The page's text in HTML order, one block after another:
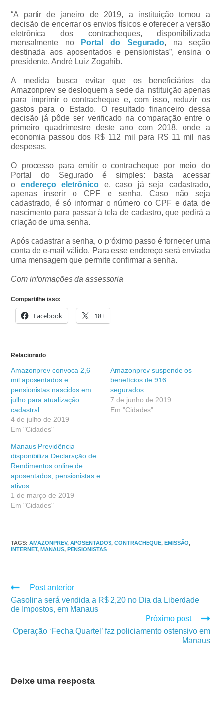
“A partir de janeiro de 2019, a instituição tomou a
decisão de encerrar os envios físicos e oferecer a versão
eletrônica dos contracheques, disponibilizada
mensalmente no
Portal do Segurado, na seção
destinada aos aposentados e pensionistas”, ensina o
presidente, André Luiz Zogahib.
A medida busca evitar que os beneficiários da
Amazonprev se desloquem a sede da instituição apenas
para imprimir o contracheque e, com isso, reduzir os
gastos para o Estado. O resultado financeiro dessa
decisão já pôde ser verificado na comparação entre o
primeiro quadrimestre deste ano com 2018, onde a
economia passou dos R$ 112 mil para R$ 11 mil nas
despesas.
O processo para emitir o contracheque por meio do
Portal do Segurado é simples: basta acessar
o endereço eletrônico e, caso já seja cadastrado,
apenas inserir o CPF e senha. Caso não seja
cadastrado, é só informar o número do CPF e data de
nascimento para passar à tela de cadastro, que pedirá a
criação de uma senha.
Após cadastrar a senha, o próximo passo é fornecer uma
conta de e-mail válido. Para esse endereço será enviada
uma mensagem que permite confirmar a senha.
Com informações da assessoria
Compartilhe isso:
Facebook 18+
Relacionado
Amazonprev convoca 2,6
mil aposentados e
pensionistas nascidos em
julho para atualização
cadastral
4 de julho de 2019
Em "Cidades"
Amazonprev suspende os
benefícios de 916
segurados
7 de junho de 2019
Em "Cidades"
Manaus Previdência
disponibiliza Declaração de
Rendimentos online de
aposentados, pensionistas e
ativos
1 de março de 2019
Em "Cidades"
TAGS:AMAZONPREV, APOSENTADOS, CONTRACHEQUE, EMISSÃO,
INTERNET, MANAUS, PENSIONISTAS
Post anterior
Gasolina será vendida a R$ 2,20 no Dia da Liberdade
de Impostos, em Manaus
Próximo post
Operação ‘Fecha Quartel’ faz policiamento ostensivo em
Manaus
Deixe uma resposta